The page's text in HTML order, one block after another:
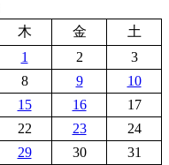
木 金
土
1
2
3
8 9
10
15 16
17
22 23
24
29 30
31